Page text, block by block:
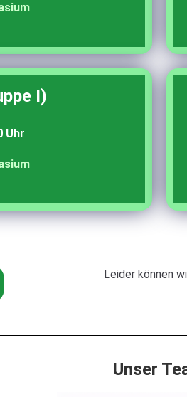
I)
Uhr
Leider können
Unser